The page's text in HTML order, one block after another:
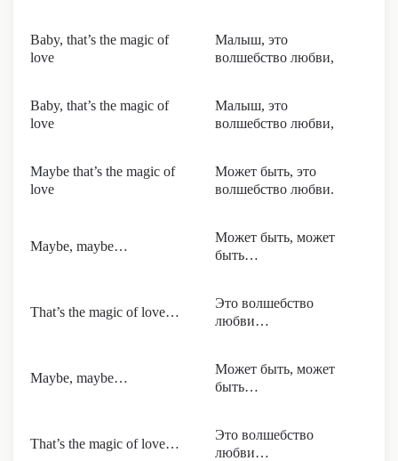
Baby, that’s the magic of
love
Малыш, это
волшебство любви,
Baby, that’s the magic of
love
Малыш, это
волшебство любви,
Maybe that’s the magic of
love
Может быть, это
волшебство любви.
Maybe, maybe…
Может быть, может
быть…
That’s the magic of love…
Это волшебство
любви…
Maybe, maybe…
Может быть, может
быть…
That’s the magic of love…
Это волшебство
любви…